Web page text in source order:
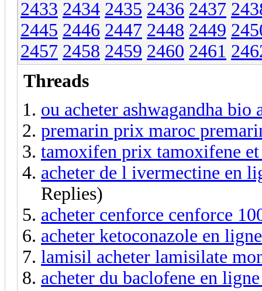
2433 2434 2435 2436 2437
2445 2446 2447 2448 2449
2457 2458 2459 2460 2461
Threads
ou acheter ashwagandha bio
premarin prix maroc
tamoxifen prix tamoxifene et
acheter de l ivermectine en
Replies)
acheter cenforce cenforce
acheter ketoconazole en
lamisil acheter lamisilate
acheter du baclofene en